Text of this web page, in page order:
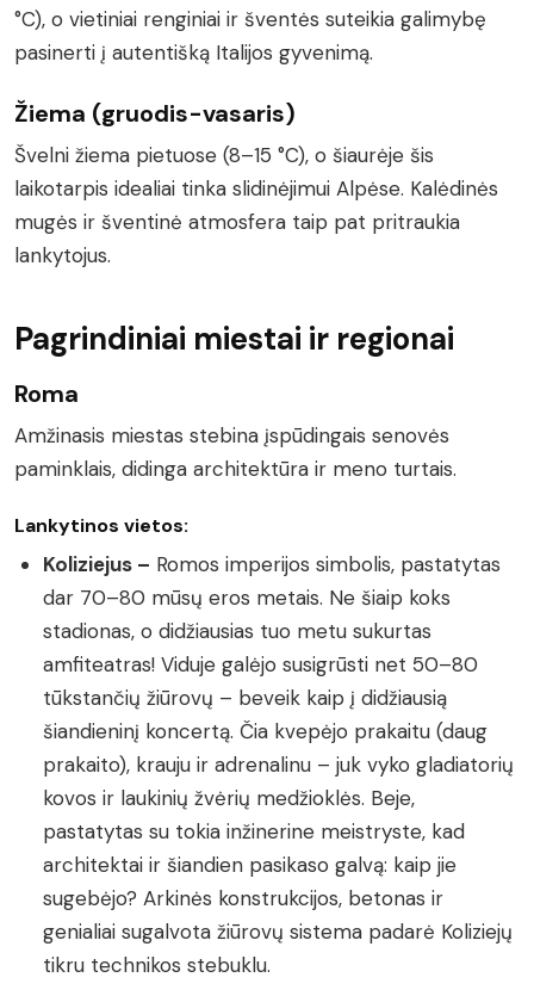
°C), o vietiniai renginiai ir šventės suteikia galimybę
pasinerti į autentišką Italijos gyvenimą.
Žiema (gruodis-vasaris)
Švelni žiema pietuose (8–15 °C), o šiaurėje šis
laikotarpis idealiai tinka slidinėjimui Alpėse. Kalėdinės
mugės ir šventinė atmosfera taip pat pritraukia
lankytojus.
Pagrindiniai miestai ir regionai
Roma
Amžinasis miestas stebina įspūdingais senovės
paminklais, didinga architektūra ir meno turtais.
Lankytinos vietos:
Koliziejus – Romos imperijos simbolis, pastatytas
dar 70–80 mūsų eros metais. Ne šiaip koks
stadionas, o didžiausias tuo metu sukurtas
amfiteatras! Viduje galėjo susigrūsti net 50–80
tūkstančių žiūrovų – beveik kaip į didžiausią
šiandieninį koncertą. Čia kvepėjo prakaitu (daug
prakaito), krauju ir adrenalinu – juk vyko gladiatorių
kovos ir laukinių žvėrių medžioklės. Beje,
pastatytas su tokia inžinerine meistryste, kad
architektai ir šiandien pasikaso galvą: kaip jie
sugebėjo? Arkinės konstrukcijos, betonas ir
genialiai sugalvota žiūrovų sistema padarė Koliziejų
tikru technikos stebuklu.